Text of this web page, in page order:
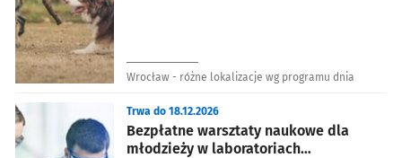
Wrocław - różne lokalizacje wg programu dnia
Bezpłatne warsztaty naukowe dla
młodzieży w laboratoriach
Trwa do 18.12.2026